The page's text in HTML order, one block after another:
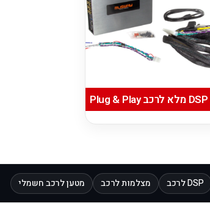
DSP לרכב מצלמות לרכב מטען לרכב חשמלי